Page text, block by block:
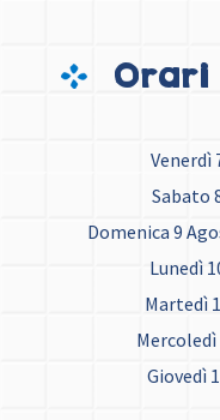
Orari
Venerdì
Sabato
Domenica 9
Lunedì
Martedì
Giovedì